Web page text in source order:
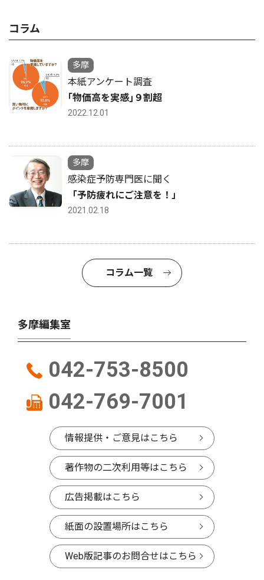
コラム
多摩
本紙アンケート調査
｢物価高を実感｣９割超
2022.12.01
多摩
感染症予防専門医に聞く
「予防疲れにご注意を！」
2021.02.18
コラム一覧
多摩編集室
042-753-8500
042-769-7001
情報提供・ご意見はこちら
著作物の二次利用等はこちら
広告掲載はこちら
紙面の設置場所はこちら
Web版記事のお問合せはこちら